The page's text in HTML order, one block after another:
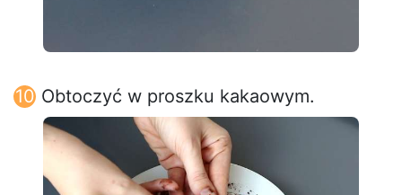
Obtoczyć w proszku kakaowym.